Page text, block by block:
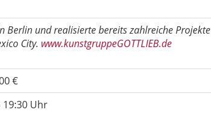
Berlin und realisierte bereits zahlreiche Projekte
City. www.kunstgruppeGOTTLIEB.de
€
19:30 Uhr